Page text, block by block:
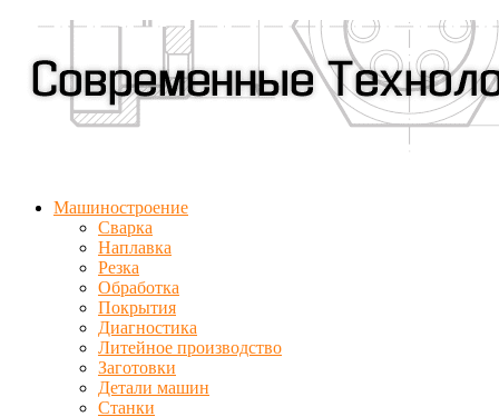
Машиностроение
Сварка
Наплавка
Резка
Обработка
Покрытия
Диагностика
Литейное производство
Заготовки
Детали машин
Станки